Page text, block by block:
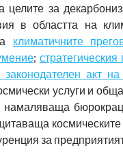
целите за
в областта на
климатичните
; стратегическия
законодателен акт
услуги и
намаляваща
космическите
за